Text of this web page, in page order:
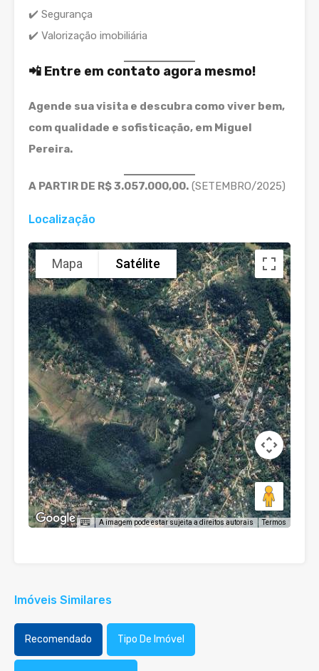
✔️ Segurança
✔️ Valorização imobiliária
📲 Entre em contato agora mesmo!
Agende sua visita e descubra como viver bem,
com qualidade e sofisticação, em Miguel
Pereira.
A PARTIR DE R$ 3.057.000,00. (SETEMBRO/2025)
Localização
Mapa Satélite
A imagem pode estar sujeita a direitos autorais Termos
Imóveis Similares
Recomendado Tipo De Imóvel